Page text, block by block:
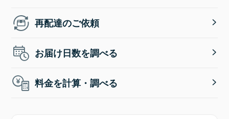
再配達のご依頼
お届け日数を調べる
料金を計算・調べる